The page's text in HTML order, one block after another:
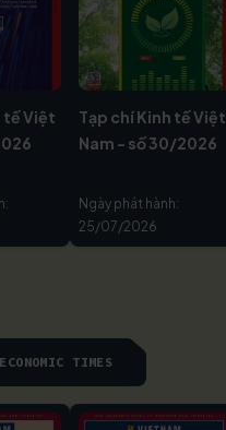
tế Việt
Tạp chí Kinh tế Việt
Nam - số 30/2026
Ngày phát hành:
25/07/2026
TIMES